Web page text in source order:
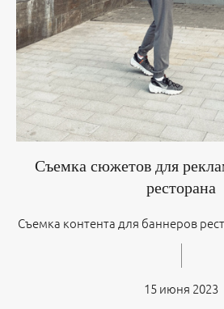
Съемка сюжетов для
ресторана
Съемка контента для баннеров
15 июня 2023